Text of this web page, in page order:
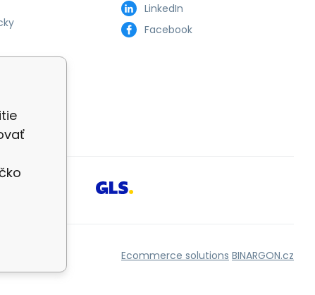
LinkedIn
Facebook
Ecommerce solutions BINARGON.cz